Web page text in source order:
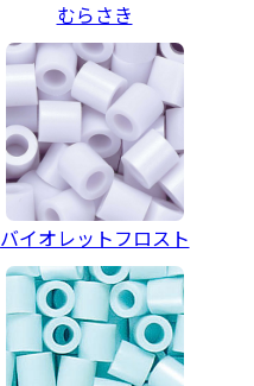
むらさき
バイオレットフロスト